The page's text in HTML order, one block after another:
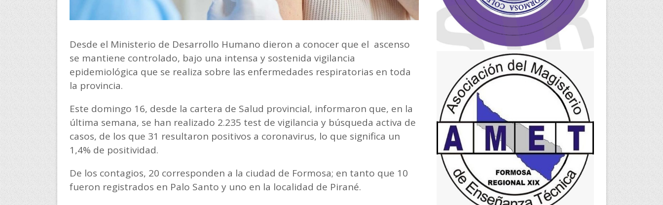
Desde el Ministerio de Desarrollo Humano dieron a conocer que el ascenso
se mantiene controlado, bajo una intensa y sostenida vigilancia
epidemiológica que se realiza sobre las enfermedades respiratorias en toda
la provincia.
Este domingo 16, desde la cartera de Salud provincial, informaron que, en la
última semana, se han realizado 2.235 test de vigilancia y búsqueda activa de
casos, de los que 31 resultaron positivos a coronavirus, lo que significa un
1,4% de positividad.
De los contagios, 20 corresponden a la ciudad de Formosa; en tanto que 10
fueron registrados en Palo Santo y uno en la localidad de Pirané.